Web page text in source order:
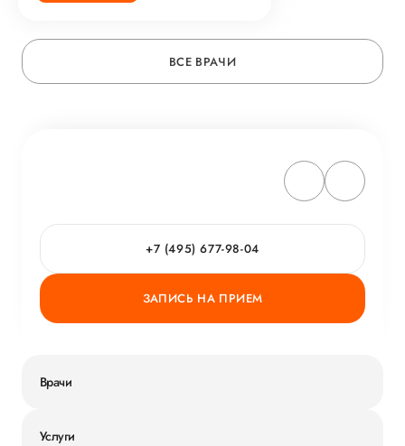
ВСЕ ВРАЧИ
+7 (495) 677-98-04
ЗАПИСЬ НА ПРИЕМ
Врачи
Услуги